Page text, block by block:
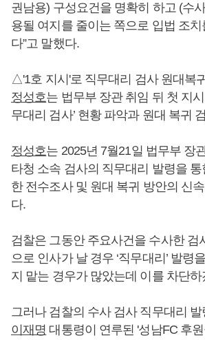
권남용) 구성요건을 명확히 하고 (수
용될 여지를 줄이는 쪽으로 입법 조
다”고 말했다.
△'1호 지시'로 직무대리 검사 원대복
정성호는 법무부 장관 취임 뒤 첫 지
무대리 검사’ 현황 파악과 원대 복귀
정성호는 2025년 7월21일 법무부 장
타청 소속 검사의 직무대리 발령을 통
한 전수조사 및 원대 복귀 방안의 신
다.
검찰은 그동안 주요사건을 수사한 검
으로 인사가 날 경우 ‘직무대리’ 발령
지 맡는 경우가 많았는데 이를 차단
그러나 검찰의 수사 검사 직무대리 발
이재명 대통령이 연루된 '성남FC 후